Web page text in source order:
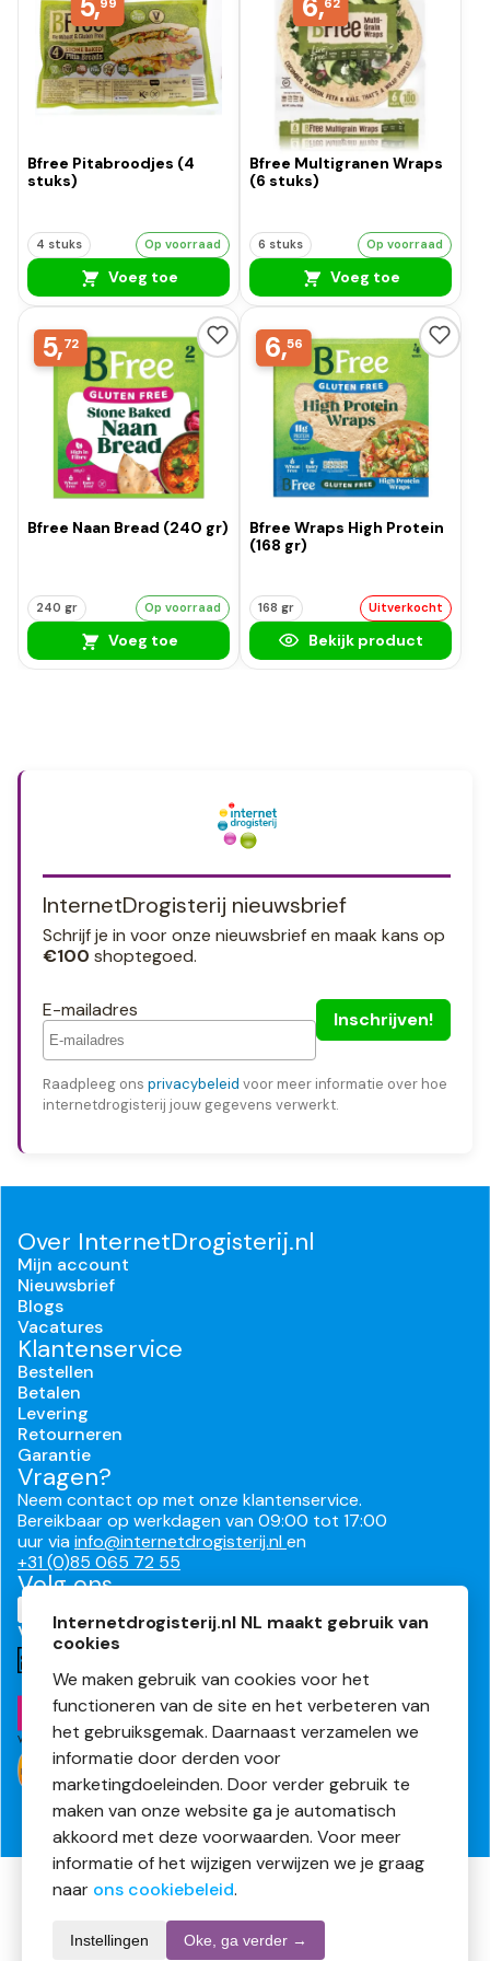
5,99
Bfree Pitabroodjes (4
stuks)
4 stuks Op voorraad
Voeg toe
6,62
Bfree Multigranen Wraps
(6 stuks)
6 stuks Op voorraad
Voeg toe
5,72
Bfree Naan Bread (240 gr)
240 gr Op voorraad
Voeg toe
6,56
Bfree Wraps High Protein
(168 gr)
168 gr Uitverkocht
Bekijk product
InternetDrogisterij nieuwsbrief
Schrijf je in voor onze nieuwsbrief en maak kans op
€100 shoptegoed.
E-mailadres
Raadpleeg ons privacybeleid voor meer informatie over hoe
internetdrogisterij jouw gegevens verwerkt.
Over InternetDrogisterij.nl
Mijn account
Nieuwsbrief
Blogs
Vacatures
Klantenservice
Bestellen
Betalen
Levering
Retourneren
Garantie
Vragen?
Neem contact op met onze klantenservice.
Bereikbaar op werkdagen van 09:00 tot 17:00
uur viainfo@internetdrogisterij.nlen
+31 (0)85 065 72 55
Volg ons
Veilig en makkelijk betalen
Algemene voorwaarden
Cookies
Disclaimer
Internetdrogisterij.nl NL maakt gebruik van
cookies
We maken gebruik van cookies voor het
functioneren van de site en het verbeteren van
het gebruiksgemak. Daarnaast verzamelen we
informatie door derden voor
marketingdoeleinden. Door verder gebruik te
maken van onze website ga je automatisch
akkoord met deze voorwaarden. Voor meer
informatie of het wijzigen verwijzen we je graag
naar ons cookiebeleid.
Instellingen Oke, ga verder →